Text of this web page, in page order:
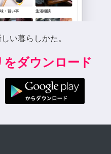
い暮らしかた。
ダウンロード